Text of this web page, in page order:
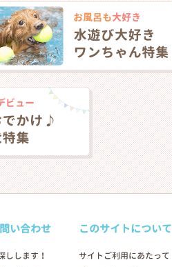
2026年03月06日
い合わせ
しします！
このサイトについて
サイトご利用にあたって